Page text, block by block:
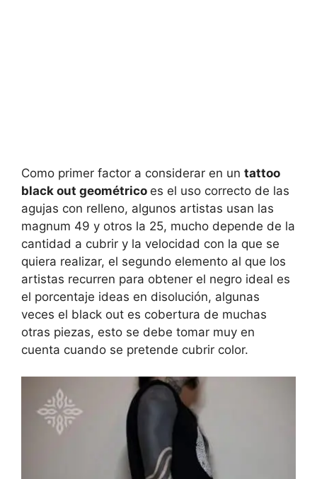
Como primer factor a considerar en un tattoo
black out geométrico es el uso correcto de las
agujas con relleno, algunos artistas usan las
magnum 49 y otros la 25, mucho depende de la
cantidad a cubrir y la velocidad con la que se
quiera realizar, el segundo elemento al que los
artistas recurren para obtener el negro ideal es
el porcentaje ideas en disolución, algunas
veces el black out es cobertura de muchas
otras piezas, esto se debe tomar muy en
cuenta cuando se pretende cubrir color.